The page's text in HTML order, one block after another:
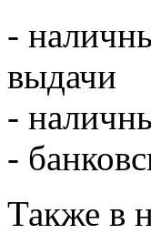
-
выдачи
-
-
Также в